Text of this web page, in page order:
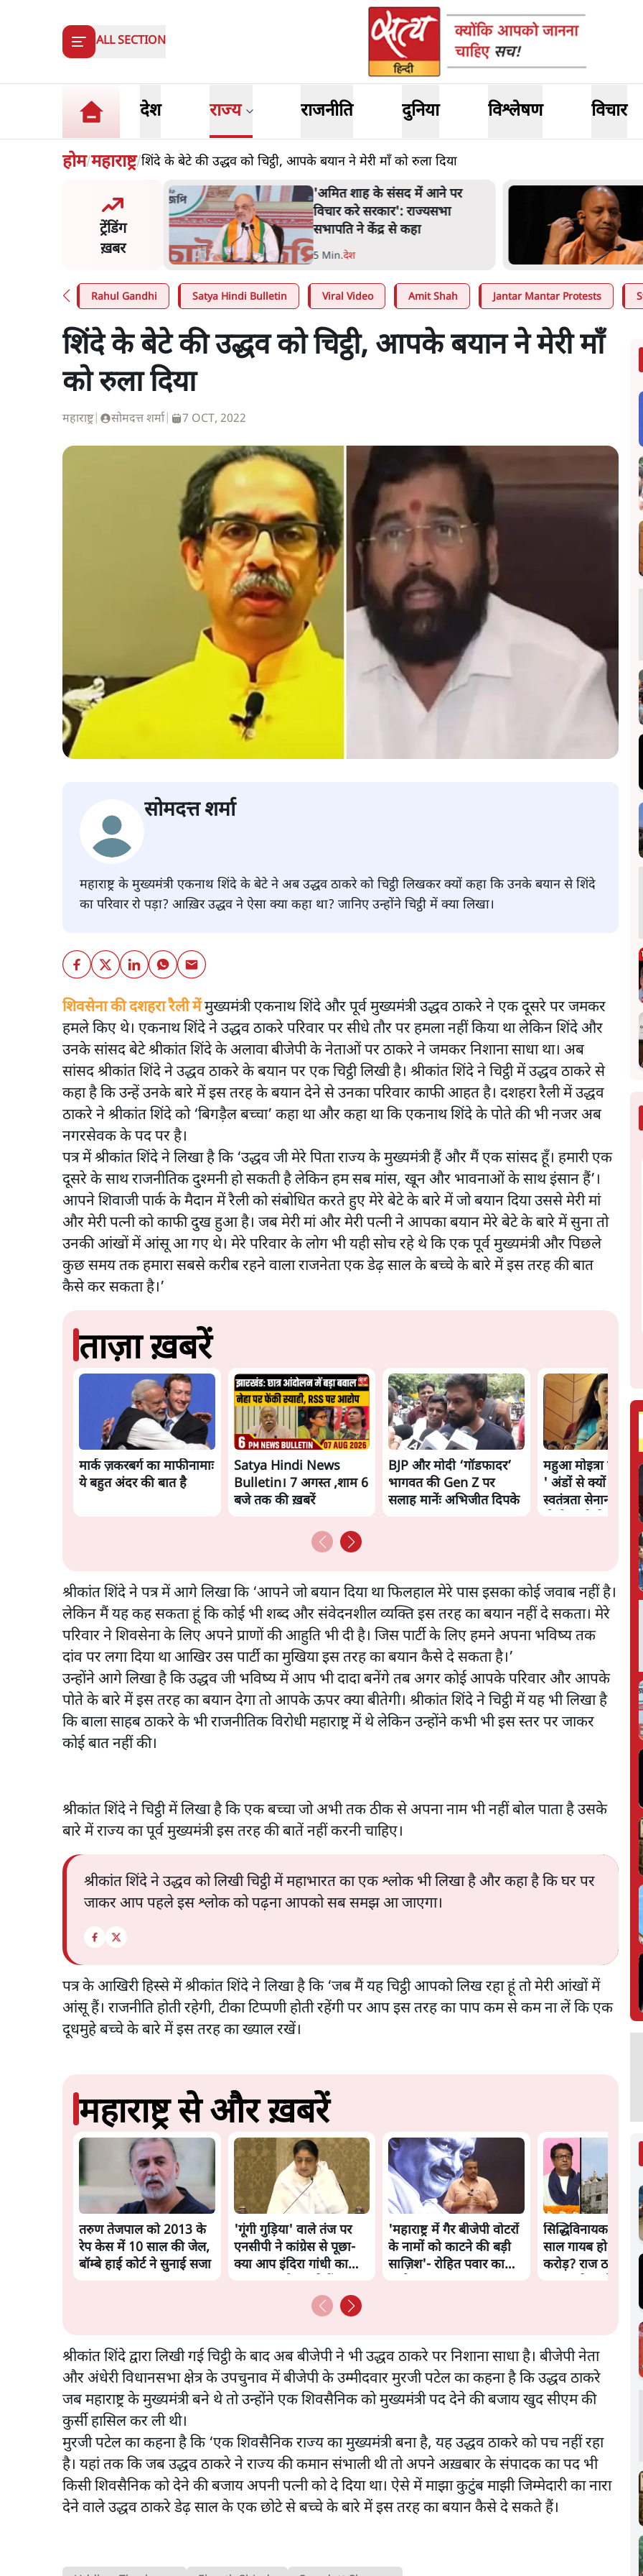
ALL SECTION
देश राज्य राजनीति दुनिया विश्लेषण विचार
होम/महाराष्ट्र/शिंदे के बेटे की उद्धव को चिट्ठी, आपके बयान ने मेरी माँ को रुला दिया
ट्रेंडिंग
ख़बर
शाह के संसद में आने पर
करे सरकार': राज्यसभा
जनता का 2.32 करोड़ रोज़ाना खर्चः
योगी सरकार ने विज्ञापनों पर उड़ाने में
मोदी 3.0 को भी पीछे छोड़ा
7 Min.उत्तर प्रदेश
Rahul Gandhi Satya Hindi Bulletin Viral Video Amit Shah Jantar Mantar Protests
शिंदे के बेटे की उद्धव को चिट्ठी, आपके बयान ने मेरी माँ
को रुला दिया
महाराष्ट्र| सोमदत्त शर्मा| 7 OCT, 2022
सोमदत्त शर्मा
महाराष्ट्र के मुख्यमंत्री एकनाथ शिंदे के बेटे ने अब उद्धव ठाकरे को चिट्ठी लिखकर क्यों कहा कि उनके बयान से शिंदे
का परिवार रो पड़ा? आख़िर उद्धव ने ऐसा क्या कहा था? जानिए उन्होंने चिट्ठी में क्या लिखा।
शिवसेना की दशहरा रैली मेंमुख्यमंत्री एकनाथ शिंदे और पूर्व मुख्यमंत्री उद्धव ठाकरे ने एक दूसरे पर जमकर
हमले किए थे। एकनाथ शिंदे ने उद्धव ठाकरे परिवार पर सीधे तौर पर हमला नहीं किया था लेकिन शिंदे और
उनके सांसद बेटे श्रीकांत शिंदे के अलावा बीजेपी के नेताओं पर ठाकरे ने जमकर निशाना साधा था। अब
सांसद श्रीकांत शिंदे ने उद्धव ठाकरे के बयान पर एक चिट्ठी लिखी है। श्रीकांत शिंदे ने चिट्ठी में उद्धव ठाकरे से
कहा है कि उन्हें उनके बारे में इस तरह के बयान देने से उनका परिवार काफी आहत है। दशहरा रैली में उद्धव
ठाकरे ने श्रीकांत शिंदे को ‘बिगड़ैल बच्चा’ कहा था और कहा था कि एकनाथ शिंदे के पोते की भी नजर अब
नगरसेवक के पद पर है।
पत्र में श्रीकांत शिंदे ने लिखा है कि ‘उद्धव जी मेरे पिता राज्य के मुख्यमंत्री हैं और मैं एक सांसद हूँ। हमारी एक
दूसरे के साथ राजनीतिक दुश्मनी हो सकती है लेकिन हम सब मांस, खून और भावनाओं के साथ इंसान हैं’।
आपने शिवाजी पार्क के मैदान में रैली को संबोधित करते हुए मेरे बेटे के बारे में जो बयान दिया उससे मेरी मां
और मेरी पत्नी को काफी दुख हुआ है। जब मेरी मां और मेरी पत्नी ने आपका बयान मेरे बेटे के बारे में सुना तो
उनकी आंखों में आंसू आ गए थे। मेरे परिवार के लोग भी यही सोच रहे थे कि एक पूर्व मुख्यमंत्री और पिछले
कुछ समय तक हमारा सबसे करीब रहने वाला राजनेता एक डेढ़ साल के बच्चे के बारे में इस तरह की बात
कैसे कर सकता है।’
ताज़ा ख़बरें
मार्क ज़करबर्ग का माफीनामाः
ये बहुत अंदर की बात है
Satya Hindi News
Bulletin। 7 अगस्त ,शाम 6
बजे तक की ख़बरें
BJP और मोदी ‘गॉडफादर’
भागवत की Gen Z पर
सलाह मानेंः अभिजीत दिपके
महुआ मोइत्रा से SC
' अंडों से क्यों डरती
स्वतंत्रता सेनानी सीने
श्रीकांत शिंदे ने पत्र में आगे लिखा कि ‘आपने जो बयान दिया था फिलहाल मेरे पास इसका कोई जवाब नहीं है।
लेकिन मैं यह कह सकता हूं कि कोई भी शब्द और संवेदनशील व्यक्ति इस तरह का बयान नहीं दे सकता। मेरे
परिवार ने शिवसेना के लिए अपने प्राणों की आहुति भी दी है। जिस पार्टी के लिए हमने अपना भविष्य तक
दांव पर लगा दिया था आखिर उस पार्टी का मुखिया इस तरह का बयान कैसे दे सकता है।’
उन्होंने आगे लिखा है कि उद्धव जी भविष्य में आप भी दादा बनेंगे तब अगर कोई आपके परिवार और आपके
पोते के बारे में इस तरह का बयान देगा तो आपके ऊपर क्या बीतेगी। श्रीकांत शिंदे ने चिट्ठी में यह भी लिखा है
कि बाला साहब ठाकरे के भी राजनीतिक विरोधी महाराष्ट्र में थे लेकिन उन्होंने कभी भी इस स्तर पर जाकर
कोई बात नहीं की।
श्रीकांत शिंदे ने चिट्ठी में लिखा है कि एक बच्चा जो अभी तक ठीक से अपना नाम भी नहीं बोल पाता है उसके
बारे में राज्य का पूर्व मुख्यमंत्री इस तरह की बातें नहीं करनी चाहिए।
श्रीकांत शिंदे ने उद्धव को लिखी चिट्ठी में महाभारत का एक श्लोक भी लिखा है और कहा है कि घर पर
जाकर आप पहले इस श्लोक को पढ़ना आपको सब समझ आ जाएगा।
पत्र के आखिरी हिस्से में श्रीकांत शिंदे ने लिखा है कि ‘जब मैं यह चिट्ठी आपको लिख रहा हूं तो मेरी आंखों में
आंसू हैं। राजनीति होती रहेगी, टीका टिप्पणी होती रहेंगी पर आप इस तरह का पाप कम से कम ना लें कि एक
दूधमुहे बच्चे के बारे में इस तरह का ख्याल रखें।
महाराष्ट्र से और ख़बरें
तरुण तेजपाल को 2013 के
रेप केस में 10 साल की जेल,
बॉम्बे हाई कोर्ट ने सुनाई सजा
'गूंगी गुड़िया' वाले तंज पर
एनसीपी ने कांग्रेस से पूछा-
क्या आप इंदिरा गांधी का
'महाराष्ट्र में गैर बीजेपी वोटरों
के नामों को काटने की बड़ी
साज़िश'- रोहित पवार का
सिद्धिविनायक मंदिर
साल गायब हो रहे थे
करोड़? राज ठाकरे के
श्रीकांत शिंदे द्वारा लिखी गई चिट्ठी के बाद अब बीजेपी ने भी उद्धव ठाकरे पर निशाना साधा है। बीजेपी नेता
और अंधेरी विधानसभा क्षेत्र के उपचुनाव में बीजेपी के उम्मीदवार मुरजी पटेल का कहना है कि उद्धव ठाकरे
जब महाराष्ट्र के मुख्यमंत्री बने थे तो उन्होंने एक शिवसैनिक को मुख्यमंत्री पद देने की बजाय खुद सीएम की
कुर्सी हासिल कर ली थी।
मुरजी पटेल का कहना है कि ‘एक शिवसैनिक राज्य का मुख्यमंत्री बना है, यह उद्धव ठाकरे को पच नहीं रहा
है। यहां तक कि जब उद्धव ठाकरे ने राज्य की कमान संभाली थी तो अपने अख़बार के संपादक का पद भी
किसी शिवसैनिक को देने की बजाय अपनी पत्नी को दे दिया था। ऐसे में माझा कुटुंब माझी जिम्मेदारी का नारा
देने वाले उद्धव ठाकरे डेढ़ साल के एक छोटे से बच्चे के बारे में इस तरह का बयान कैसे दे सकते हैं।